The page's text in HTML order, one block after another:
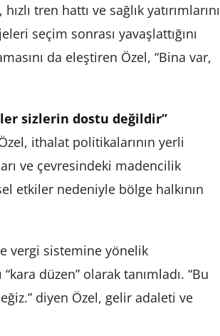
tren hattı ve sağlık yatırımlarını
seçim sonrası yavaşlattığını
da eleştiren Özel, “Bina var,
sizlerin dostu değildir”
ithalat politikalarının yerli
ve çevresindeki madencilik
etkiler nedeniyle bölge halkının
vergi sistemine yönelik
düzen” olarak tanımladı. “Bu
diyen Özel, gelir adaleti ve